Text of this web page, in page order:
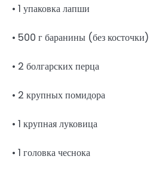
• 1 упаковка лапши
• 500 г баранины (без косточки)
• 2 болгарских перца
• 2 крупных помидора
• 1 крупная луковица
• 1 головка чеснока